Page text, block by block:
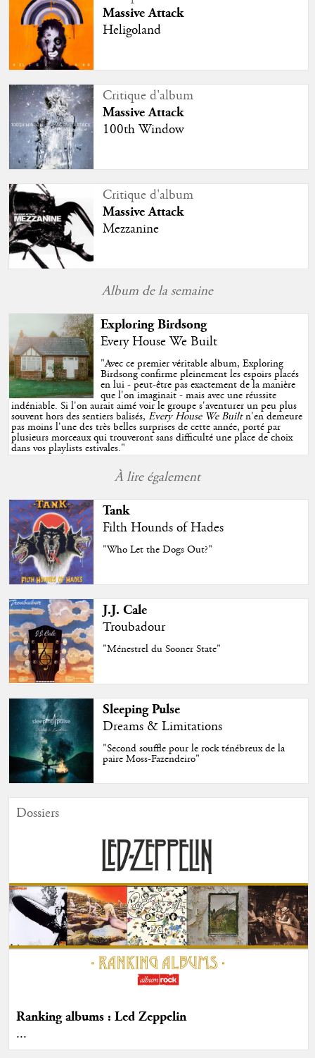
Massive Attack
Heligoland
Critique d'album
Massive Attack
100th Window
Critique d'album
Massive Attack
Mezzanine
Album de la semaine
Exploring Birdsong
Every House We Built
"Avec ce premier véritable album, Exploring
Birdsong confirme pleinement les espoirs placés
en lui - peut-être pas exactement de la manière
que l'on imaginait - mais avec une réussite
indéniable. Si l'on aurait aimé voir le groupe s'aventurer un peu plus
souvent hors des sentiers balisés,Every House We Builtn'en demeure
pas moins l'une des très belles surprises de cette année, porté par
plusieurs morceaux qui trouveront sans difficulté une place de choix
dans vos playlists estivales."
À lire également
Tank
Filth Hounds of Hades
"Who Let the Dogs Out?"
J.J. Cale
Troubadour
"Ménestrel du Sooner State"
Sleeping Pulse
Dreams & Limitations
"Second souffle pour le rock ténébreux de la
paire Moss-Fazendeiro"
Dossiers
Ranking albums : Led Zeppelin
...